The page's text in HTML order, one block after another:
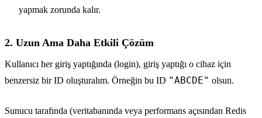
yapmak zorunda kalır.
2. Uzun Ama Daha Etkili Çözüm
Kullanıcı her giriş yaptığında (login), giriş yaptığı o cihaz için
benzersiz bir ID oluşturalım. Örneğin bu ID "ABCDE" olsun.
Sunucu tarafında (veritabanında veya performans açısından Redis